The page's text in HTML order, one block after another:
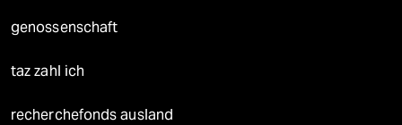
genossenschaft
taz zahl ich
recherchefonds ausland